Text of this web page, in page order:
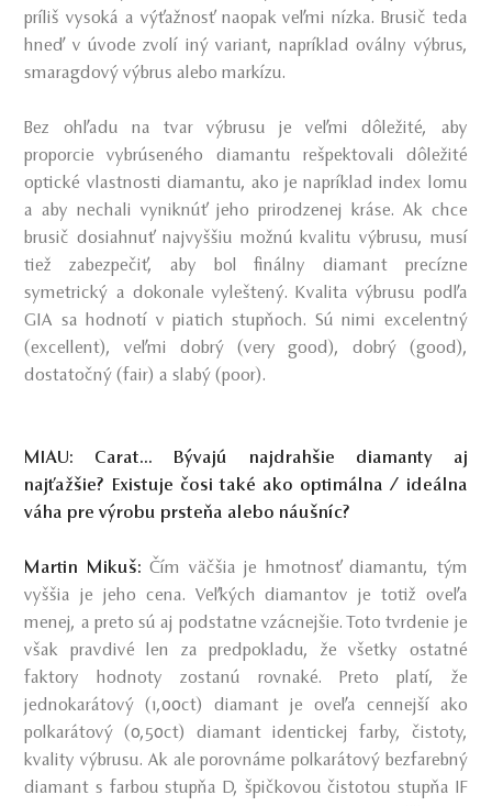
príliš vysoká a výťažnosť naopak veľmi nízka. Brusič teda
hneď v úvode zvolí iný variant, napríklad oválny výbrus,
smaragdový výbrus alebo markízu.
Bez ohľadu na tvar výbrusu je veľmi dôležité, aby
proporcie vybrúseného diamantu rešpektovali dôležité
optické vlastnosti diamantu, ako je napríklad index lomu
a aby nechali vyniknúť jeho prirodzenej kráse. Ak chce
brusič dosiahnuť najvyššiu možnú kvalitu výbrusu, musí
tiež zabezpečiť, aby bol finálny diamant precízne
symetrický a dokonale vyleštený. Kvalita výbrusu podľa
GIA sa hodnotí v piatich stupňoch. Sú nimi excelentný
(excellent), veľmi dobrý (very good), dobrý (good),
dostatočný (fair) a slabý (poor).
MIAU: Carat... Bývajú najdrahšie diamanty aj
najťažšie? Existuje čosi také ako optimálna / ideálna
váha pre výrobu prsteňa alebo náušníc?
Martin Mikuš:Čím väčšia je hmotnosť diamantu, tým
vyššia je jeho cena. Veľkých diamantov je totiž oveľa
menej, a preto sú aj podstatne vzácnejšie. Toto tvrdenie je
však pravdivé len za predpokladu, že všetky ostatné
faktory hodnoty zostanú rovnaké. Preto platí, že
jednokarátový (1,00ct) diamant je oveľa cennejší ako
polkarátový (0,50ct) diamant identickej farby, čistoty,
kvality výbrusu. Ak ale porovnáme polkarátový bezfarebný
diamant s farbou stupňa D, špičkovou čistotou stupňa IF